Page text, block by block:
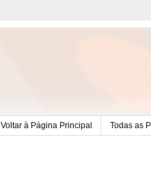
Voltar à Página Principal Todas as